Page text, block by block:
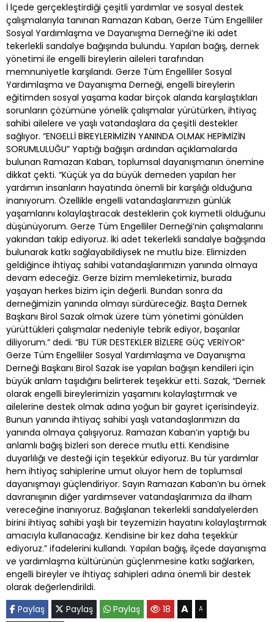
İ lçede gerçekleştirdiği çeşitli yardımlar ve sosyal destek
çalışmalarıyla tanınan Ramazan Kaban, Gerze Tüm Engelliler
Sosyal Yardımlaşma ve Dayanışma Derneği’ne iki adet
tekerlekli sandalye bağışında bulundu. Yapılan bağış, dernek
yönetimi ile engelli bireylerin aileleri tarafından
memnuniyetle karşılandı. Gerze Tüm Engelliler Sosyal
Yardımlaşma ve Dayanışma Derneği, engelli bireylerin
eğitimden sosyal yaşama kadar birçok alanda karşılaştıkları
sorunların çözümüne yönelik çalışmalar yürütürken, ihtiyaç
sahibi ailelere ve yaşlı vatandaşlara da çeşitli destekler
sağlıyor. “ENGELLİ BİREYLERİMİZİN YANINDA OLMAK HEPİMİZİN
SORUMLULUĞU” Yaptığı bağışın ardından açıklamalarda
bulunan Ramazan Kaban, toplumsal dayanışmanın önemine
dikkat çekti. “Küçük ya da büyük demeden yapılan her
yardımın insanların hayatında önemli bir karşılığı olduğuna
inanıyorum. Özellikle engelli vatandaşlarımızın günlük
yaşamlarını kolaylaştıracak desteklerin çok kıymetli olduğunu
düşünüyorum. Gerze Tüm Engelliler Derneği’nin çalışmalarını
yakından takip ediyoruz. İki adet tekerlekli sandalye bağışında
bulunarak katkı sağlayabildiysek ne mutlu bize. Elimizden
geldiğince ihtiyaç sahibi vatandaşlarımızın yanında olmaya
devam edeceğiz. Gerze bizim memleketimiz, burada
yaşayan herkes bizim için değerli. Bundan sonra da
derneğimizin yanında olmayı sürdüreceğiz. Başta Dernek
Başkanı Birol Sazak olmak üzere tüm yönetimi gönülden
yürüttükleri çalışmalar nedeniyle tebrik ediyor, başarılar
diliyorum.” dedi. “BU TÜR DESTEKLER BİZLERE GÜÇ VERİYOR”
Gerze Tüm Engelliler Sosyal Yardımlaşma ve Dayanışma
Derneği Başkanı Birol Sazak ise yapılan bağışın kendileri için
büyük anlam taşıdığını belirterek teşekkür etti. Sazak, “Dernek
olarak engelli bireylerimizin yaşamını kolaylaştırmak ve
ailelerine destek olmak adına yoğun bir gayret içerisindeyiz.
Bunun yanında ihtiyaç sahibi yaşlı vatandaşlarımızın da
yanında olmaya çalışıyoruz. Ramazan Kaban’ın yaptığı bu
anlamlı bağış bizleri son derece mutlu etti. Kendisine
duyarlılığı ve desteği için teşekkür ediyoruz. Bu tür yardımlar
hem ihtiyaç sahiplerine umut oluyor hem de toplumsal
dayanışmayı güçlendiriyor. Sayın Ramazan Kaban’ın bu örnek
davranışının diğer yardımsever vatandaşlarımıza da ilham
vereceğine inanıyoruz. Bağışlanan tekerlekli sandalyelerden
birini ihtiyaç sahibi yaşlı bir teyzemizin hayatını kolaylaştırmak
amacıyla kullanacağız. Kendisine bir kez daha teşekkür
ediyoruz.” ifadelerini kullandı. Yapılan bağış, ilçede dayanışma
ve yardımlaşma kültürünün güçlenmesine katkı sağlarken,
engelli bireyler ve ihtiyaç sahipleri adına önemli bir destek
olarak değerlendirildi.
Paylaş
Paylaş Paylaş 18 A A